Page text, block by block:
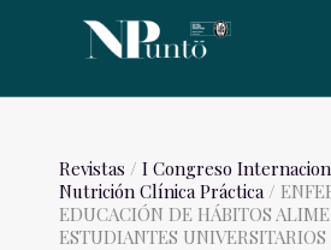
Revistas / I Congreso
Nutrición Clínica Práctica/
EDUCACIÓN DE HÁBITOS
ESTUDIANTES UNIVERSITARIOS